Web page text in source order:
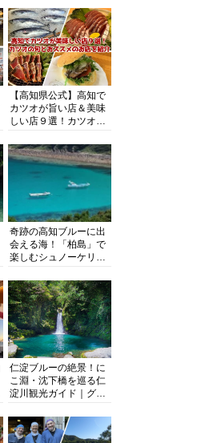
【高知県公式】高知で
カツオが旨い店＆美味
しい店９選！カツオの
紹介
奇跡の高知ブルーに出
会える海！「柏島」で
楽しむシュノーケリン
浴にキャンプまで透明
度抜群の海の楽園を徹
底紹介
仁淀ブルーの絶景！に
こ淵・沈下橋を巡る仁
淀川観光ガイド｜グル
まで完全網羅！